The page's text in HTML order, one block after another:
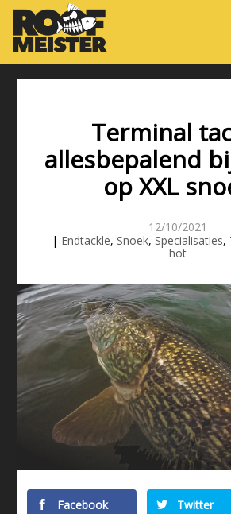
Terminal
allesbepalend
op XXL
12/10/2021
| Endtackle, Snoek, Specialisaties,
hot
Facebook Twitter